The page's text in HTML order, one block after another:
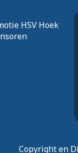
HSV Hoek
Copyright en